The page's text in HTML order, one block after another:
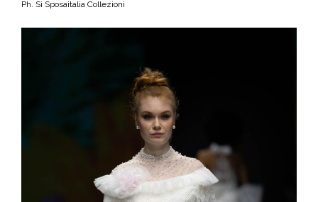
Ph. Sì Sposaitalia Collezioni